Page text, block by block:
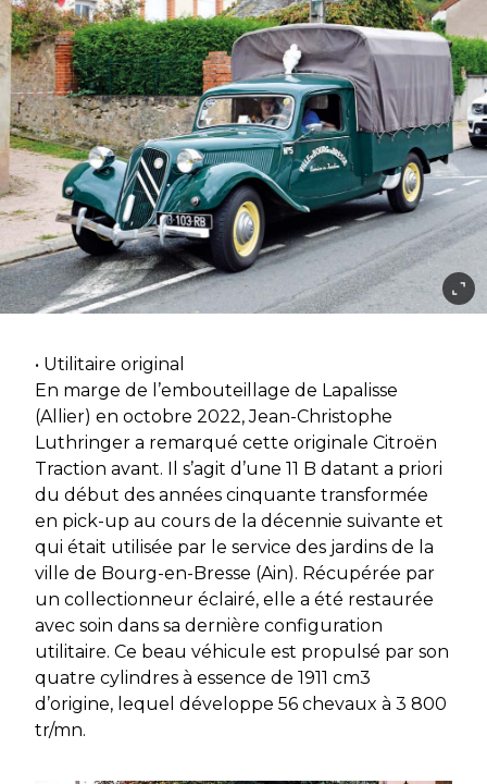
• Utilitaire original
En marge de l’embouteillage de Lapalisse
(Allier) en octobre 2022, Jean-Christophe
Luthringer a remarqué cette originale Citroën
Traction avant. Il s’agit d’une 11 B datant a priori
du début des années cinquante transformée
en pick-up au cours de la décennie suivante et
qui était utilisée par le service des jardins de la
ville de Bourg-en-Bresse (Ain). Récupérée par
un collectionneur éclairé, elle a été restaurée
avec soin dans sa dernière configuration
utilitaire. Ce beau véhicule est propulsé par son
quatre cylindres à essence de 1911 cm3
d’origine, lequel développe 56 chevaux à 3 800
tr/mn.